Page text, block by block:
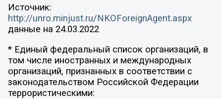
Источник:
http://unro.minjust.ru/NKOForeignAgent.aspx
данные на 24.03.2022
* Единый федеральный список организаций, в
том числе иностранных и международных
организаций, признанных в соответствии с
законодательством Российской Федерации
террористическими: